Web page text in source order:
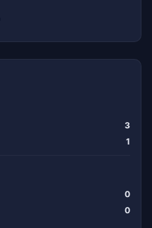
3
1
0
0